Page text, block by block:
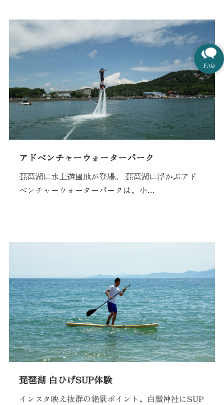
アドベンチャーウォーターパーク
琵琶湖に水上遊園地が登場。 琵琶湖に浮かぶアド
ベンチャーウォーターパークは、小…
琵琶湖 白ひげSUP体験
インスタ映え抜群の絶景ポイント、白鬚神社にSUP